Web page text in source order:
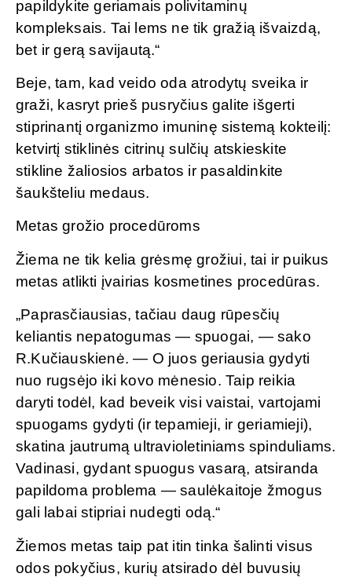
papildykite geriamais polivitaminų
kompleksais. Tai lems ne tik gražią išvaizdą,
bet ir gerą savijautą.“
Beje, tam, kad veido oda atrodytų sveika ir
graži, kasryt prieš pusryčius galite išgerti
stiprinantį organizmo imuninę sistemą kokteilį:
ketvirtį stiklinės citrinų sulčių atskieskite
stikline žaliosios arbatos ir pasaldinkite
šaukšteliu medaus.
Metas grožio procedūroms
Žiema ne tik kelia grėsmę grožiui, tai ir puikus
metas atlikti įvairias kosmetines procedūras.
„Paprasčiausias, tačiau daug rūpesčių
keliantis nepatogumas — spuogai, — sako
R.Kučiauskienė. — O juos geriausia gydyti
nuo rugsėjo iki kovo mėnesio. Taip reikia
daryti todėl, kad beveik visi vaistai, vartojami
spuogams gydyti (ir tepamieji, ir geriamieji),
skatina jautrumą ultravioletiniams spinduliams.
Vadinasi, gydant spuogus vasarą, atsiranda
papildoma problema — saulėkaitoje žmogus
gali labai stipriai nudegti odą.“
Žiemos metas taip pat itin tinka šalinti visus
odos pokyčius, kurių atsirado dėl buvusių